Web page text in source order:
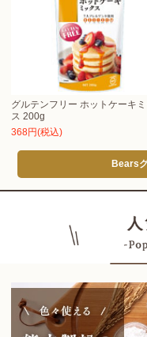
グルテンフリー ホットケーキミ
ス 200g
368円(税込)
Bears